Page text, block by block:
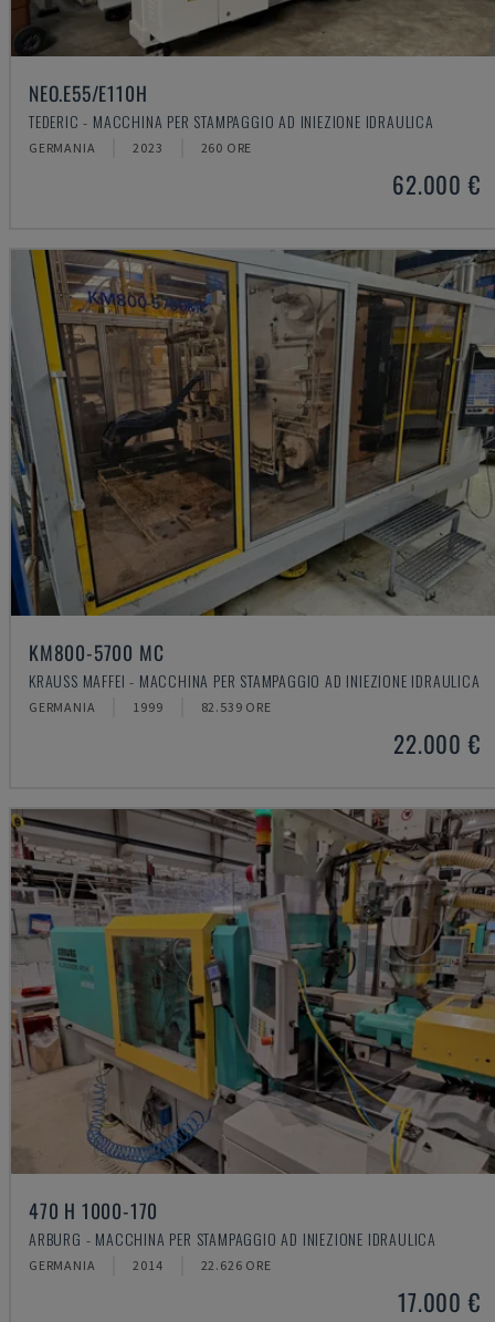
NEO.E55/E110H
TEDERIC - MACCHINA PER STAMPAGGIO AD INIEZIONE IDRAULICA
GERMANIA 2023 260 ORE
62.000 €
KM800-5700 MC
KRAUSS MAFFEI - MACCHINA PER STAMPAGGIO AD INIEZIONE IDRAULICA
GERMANIA 1999 82.539 ORE
22.000 €
470 H 1000-170
ARBURG - MACCHINA PER STAMPAGGIO AD INIEZIONE IDRAULICA
GERMANIA 2014 22.626 ORE
17.000 €